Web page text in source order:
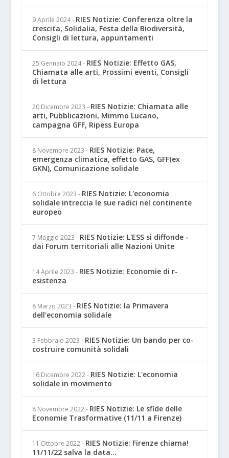
9 Aprile 2024 - RIES Notizie: Conferenza oltre la
crescita, Solidalia, Festa della Biodiversità,
Consigli di lettura, appuntamenti
25 Gennaio 2024 - RIES Notizie: Effetto GAS,
Chiamata alle arti, Prossimi eventi, Consigli
di lettura
20 Dicembre 2023 - RIES Notizie: Chiamata alle
arti, Pubblicazioni, Mimmo Lucano,
campagna GFF, Ripess Europa
8 Novembre 2023 - RIES Notizie: Pace,
emergenza climatica, effetto GAS, GFF(ex
GKN), Comunicazione solidale
6 Ottobre 2023 - RIES Notizie: L'economia
solidale intreccia le sue radici nel continente
europeo
7 Maggio 2023 - RIES Notizie: L'ESS si diffonde -
dai Forum territoriali alle Nazioni Unite
14 Aprile 2023 - RIES Notizie: Economie di r-
esistenza
8 Marzo 2023 - RIES Notizie: la Primavera
dell'economia solidale
3 Febbraio 2023 - RIES Notizie: Un bando per co-
costruire comunità solidali
16 Dicembre 2022 - RIES Notizie: L'economia
solidale in movimento
8 Novembre 2022 - RIES Notizie: Le sfide delle
Economie Trasformative (11/11 a Firenze)
11 Ottobre 2022 - RIES Notizie: Firenze chiama!
11/11/22 salva la data...